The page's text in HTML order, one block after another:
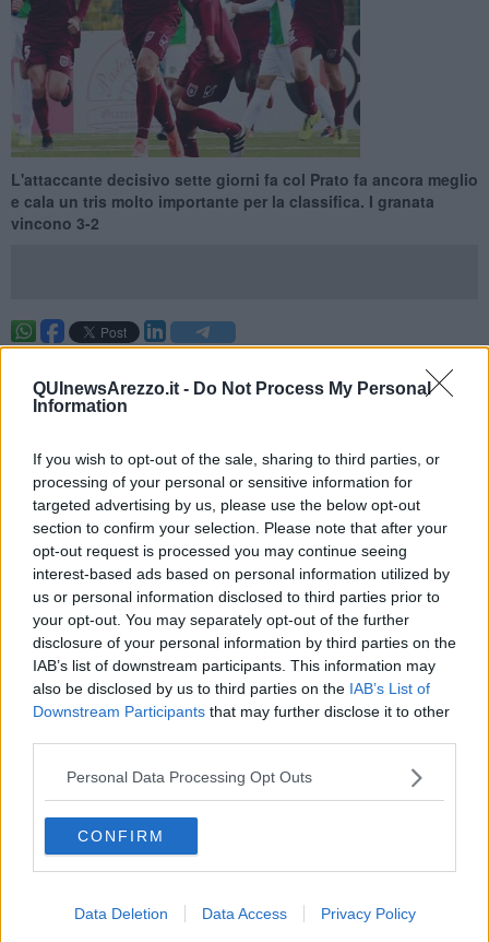
QUInewsArezzo.it - Do Not Process My Personal
Information
If you wish to opt-out of the sale, sharing to third parties, or
processing of your personal or sensitive information for
targeted advertising by us, please use the below opt-out
section to confirm your selection. Please note that after your
opt-out request is processed you may continue seeing
interest-based ads based on personal information utilized by
us or personal information disclosed to third parties prior to
your opt-out. You may separately opt-out of the further
disclosure of your personal information by third parties on the
IAB’s list of downstream participants. This information may
also be disclosed by us to third parties on the IAB’s List of
Downstream Participants that may further disclose it to other
Personal Data Processing Opt Outs
CONFIRM
Data Deletion Data Access Privacy Policy
L'attaccante decisivo sette giorni fa col Prato fa ancora meglio
e cala un tris molto importante per la classifica. I granata
vincono 3-2
Santini al 28', il pareggio è arrivato una decina di minuti dopo con
Polidori. Nella prima mezz'ora la squadra di Indiani si è resa più
Nella ripresa nuovo sorpasso dei padroni di casa, stesso
marcatore. Santini è stato bravo a insaccare dopo un'azione di
Disanto. Il tris dell'attaccante è stato servito al 56', la punta, in
forma di grazia, ha messo dentro con un tiro da lontano. L'Arezzo
ha ridotto le distanze a otto minuti dalla fine con Moscardelli che ha
segnato da dentro l'area piccola.
I granata salgono a 13 punti in classifica raggiungendo il
Tuttocuoio. Nonostante le due vittorie la classifica parla chiara: il
Pontedera è ancora in piena zona retrocessione. Domenica
Lori, Risaliti, Polvani, Videtta, Corsinelli (74' Calò),
Calcagni, D.Gemignani, A.Gemignani, Disanto (91' Disanto),
Chella, Zappa, Barca. All. Indiani.
Moscardelli, Polidori. A disp.: Garbinesi, Borra, Sabatino, Milesi,
Demba, Ba, Bearzotti. All.: Sottili.